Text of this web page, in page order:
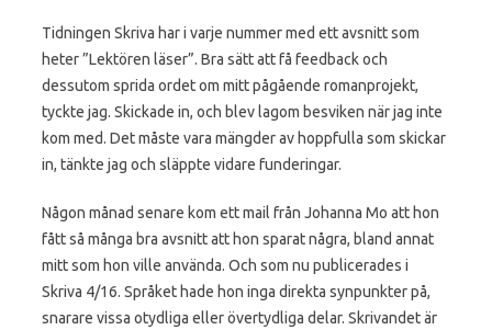
Tidningen Skriva har i varje nummer med ett avsnitt som
heter ”Lektören läser”. Bra sätt att få feedback och
dessutom sprida ordet om mitt pågående romanprojekt,
tyckte jag. Skickade in, och blev lagom besviken när jag inte
kom med. Det måste vara mängder av hoppfulla som skickar
in, tänkte jag och släppte vidare funderingar.
Någon månad senare kom ett mail från Johanna Mo att hon
fått så många bra avsnitt att hon sparat några, bland annat
mitt som hon ville använda. Och som nu publicerades i
Skriva 4/16. Språket hade hon inga direkta synpunkter på,
snarare vissa otydliga eller övertydliga delar. Skrivandet är